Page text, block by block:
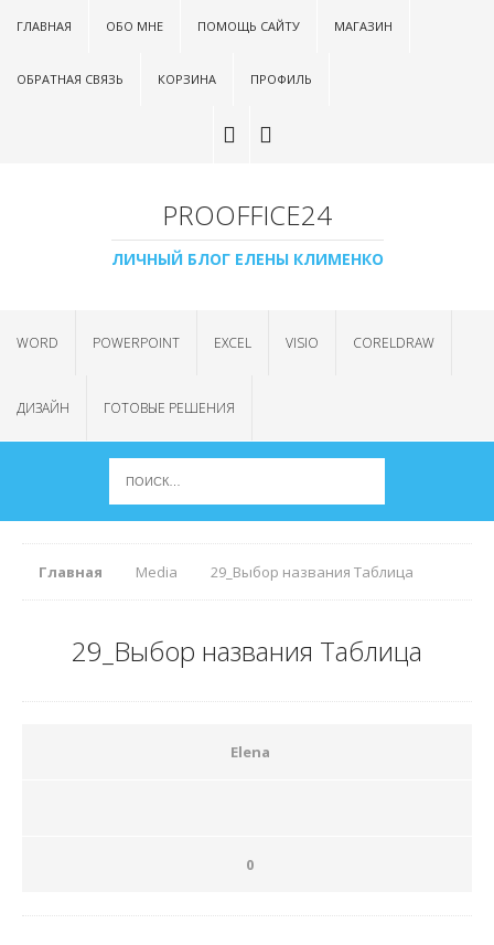
ГЛАВНАЯ ОБО МНЕ ПОМОЩЬ САЙТУ МАГАЗИН
ОБРАТНАЯ СВЯЗЬ КОРЗИНА ПРОФИЛЬ
PROOFFICE24
ЛИЧНЫЙ БЛОГ ЕЛЕНЫ КЛИМЕНКО
WORD POWERPOINT EXCEL VISIO CORELDRAW
ДИЗАЙН ГОТОВЫЕ РЕШЕНИЯ
Главная Media 29_Выбор названия Таблица
29_Выбор названия Таблица
Elena
0